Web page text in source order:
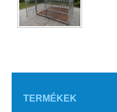
TERMÉKEK